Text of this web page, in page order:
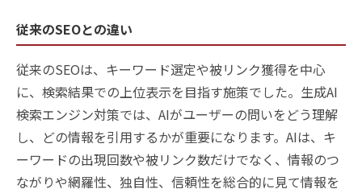
従来のSEOとの違い
従来のSEOは、キーワード選定や被リンク獲得を中心
に、検索結果での上位表示を目指す施策でした。生成AI
検索エンジン対策では、AIがユーザーの問いをどう理解
し、どの情報を引用するかが重要になります。AIは、キ
ーワードの出現回数や被リンク数だけでなく、情報のつ
ながりや網羅性、独自性、信頼性を総合的に見て情報を